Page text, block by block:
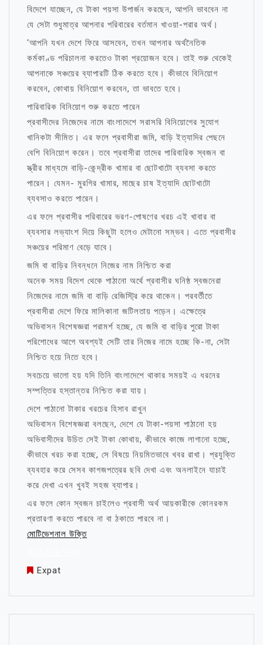
বিদেশে যাচ্ছেন, যে টাকা পয়সা উপার্জন করছেন, আপনি ভাববেন না
যে সেটা শুধুমাত্র আপনার পরিবারের বর্তমান খাওয়া-পরার অর্থ।
‘আপনি যখন দেশে ফিরে আসবেন, তখন আপনার অর্থনৈতিক
কর্মকাণ্ড পরিচালনা করতেও টাকা প্রয়োজন হবে। তাই শুরু থেকেই
আপনাকে সঞ্চয়ের ব্যাপারটি ঠিক করতে হবে। কীভাবে বিনিয়োগ
করবেন, কোথায় বিনিয়োগ করবেন, তা ভাবতে হবে।
পারিবারিক বিনিয়োগ শুরু করতে পারেন
প্রবাসীদের নিজেদের নামে বাংলাদেশে সরাসরি বিনিয়োগের সুযোগ
খানিকটা সীমিত। এর ফলে প্রবাসীরা জমি, বাড়ি ইত্যাদির পেছনে
বেশি বিনিয়োগ করেন। তবে প্রবাসীরা তাদের পারিবারিক স্বজন বা
স্ত্রীর মাধ্যমে বাড়ি-কেন্দ্রীক খামার বা ছোটখাটো ব্যবসা করতে
পারেন। যেমন- মুরগির খামার, মাছের চাষ ইত্যাদি ছোটখাটো
ব্যবসাও করতে পারেন।
এর ফলে প্রবাসীর পরিবারের ভরণ-পোষণের খরচ এই খাবার বা
ব্যবসার লভ্যাংশ দিয়ে কিছুটা হলেও মেটানো সম্ভব। এতে প্রবাসীর
সঞ্চয়ের পরিমাণ বেড়ে যাবে।
জমি বা বাড়ির নিবন্ধনে নিজের নাম নিশ্চিত করা
অনেক সময় বিদেশ থেকে পাঠানো অর্থে প্রবাসীর ঘনিষ্ঠ স্বজনেরা
নিজেদের নামে জমি বা বাড়ি রেজিস্ট্রি করে থাকেন। পরবর্তীতে
প্রবাসীরা দেশে ফিরে মালিকানা জটিলতায় পড়েন। এক্ষেত্রে
অভিবাসন বিশেষজ্ঞরা পরামর্শ হচ্ছে, যে জমি বা বাড়ির পুরো টাকা
পরিশোধের আগে অবশ্যই সেটি তার নিজের নামে হচ্ছে কি-না, সেটা
নিশ্চিত হয়ে নিতে হবে।
সবচেয়ে ভালো হয় যদি তিনি বাংলাদেশে থাকার সময়ই এ ধরনের
সম্পত্তির হস্তান্তর নিশ্চিত করা যায়।
দেশে পাঠানো টাকার খরচের হিসাব রাখুন
অভিবাসন বিশেষজ্ঞরা বলছেন, দেশে যে টাকা-পয়সা পাঠানো হয়
অভিবাসীদের উচিত সেই টাকা কোথায়, কীভাবে কাজে লাগানো হচ্ছে,
কীভাবে খরচ করা হচ্ছে, সে বিষয়ে নিয়মিতভাবে খবর রাখা। প্রযুক্তি
ব্যবহার করে সেসব কাগজপত্রের ছবি দেখা এবং অনলাইনে যাচাই
করে দেখা এখন খুবই সহজ ব্যাপার।
এর ফলে কোন স্বজন চাইলেও প্রবাসী অর্থ আয়কারীকে কোনরকম
প্রতারণা করতে পারবে না বা ঠকাতে পারবে না।
মোটিভেশনাল উক্তি
Expat